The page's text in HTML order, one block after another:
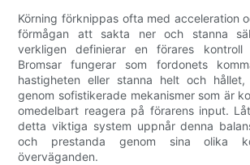
Körning förknippas ofta med acceleration
förmågan att sakta ner och stanna
verkligen definierar en förares
Bromsar fungerar som fordonets
hastigheten eller stanna helt och
genom sofistikerade mekanismer som är
omedelbart reagera på förarens input.
detta viktiga system uppnår denna
och prestanda genom sina olika
överväganden.